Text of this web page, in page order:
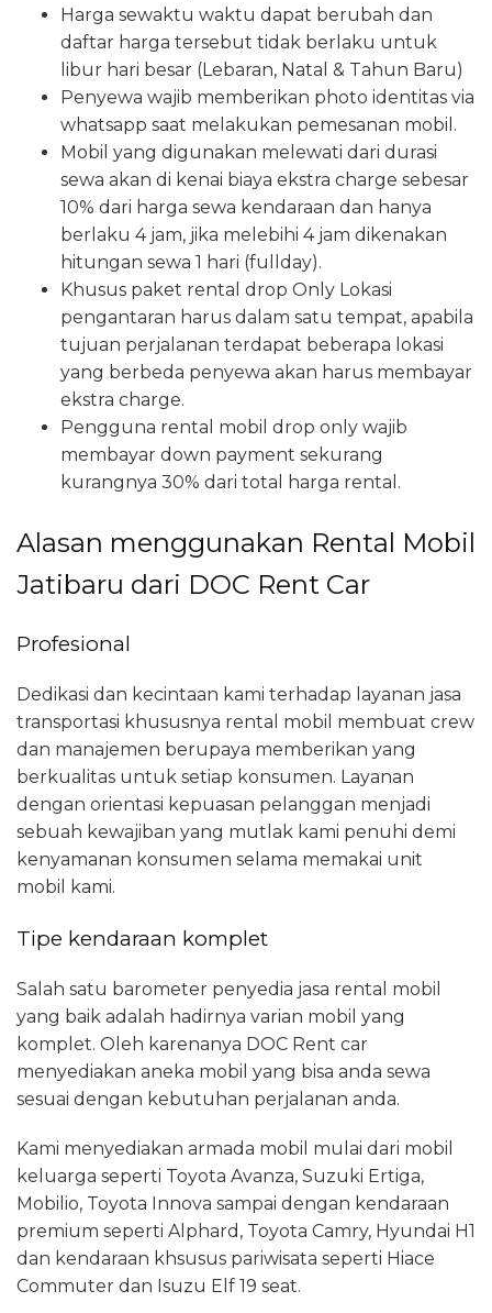
Harga sewaktu waktu dapat berubah dan
daftar harga tersebut tidak berlaku untuk
libur hari besar (Lebaran, Natal & Tahun Baru)
Penyewa wajib memberikan photo identitas via
whatsapp saat melakukan pemesanan mobil.
Mobil yang digunakan melewati dari durasi
sewa akan di kenai biaya ekstra charge sebesar
10% dari harga sewa kendaraan dan hanya
berlaku 4 jam, jika melebihi 4 jam dikenakan
hitungan sewa 1 hari (fullday).
Khusus paket rental drop Only Lokasi
pengantaran harus dalam satu tempat, apabila
tujuan perjalanan terdapat beberapa lokasi
yang berbeda penyewa akan harus membayar
ekstra charge.
Pengguna rental mobil drop only wajib
membayar down payment sekurang
kurangnya 30% dari total harga rental.
Alasan menggunakan Rental Mobil
Jatibaru dari DOC Rent Car
Profesional
Dedikasi dan kecintaan kami terhadap layanan jasa
transportasi khususnya rental mobil membuat crew
dan manajemen berupaya memberikan yang
berkualitas untuk setiap konsumen. Layanan
dengan orientasi kepuasan pelanggan menjadi
sebuah kewajiban yang mutlak kami penuhi demi
kenyamanan konsumen selama memakai unit
mobil kami.
Tipe kendaraan komplet
Salah satu barometer penyedia jasa rental mobil
yang baik adalah hadirnya varian mobil yang
komplet. Oleh karenanya DOC Rent car
menyediakan aneka mobil yang bisa anda sewa
sesuai dengan kebutuhan perjalanan anda.
Kami menyediakan armada mobil mulai dari mobil
keluarga seperti Toyota Avanza, Suzuki Ertiga,
Mobilio, Toyota Innova sampai dengan kendaraan
premium seperti Alphard, Toyota Camry, Hyundai H1
dan kendaraan khsusus pariwisata seperti Hiace
Commuter dan Isuzu Elf 19 seat.